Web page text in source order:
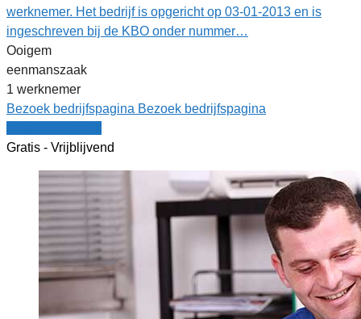
werknemer. Het bedrijf is opgericht op 03-01-2013 en is
ingeschreven bij de KBO onder nummer…
Ooigem
eenmanszaak
1 werknemer
Bezoek bedrijfspagina Bezoek bedrijfspagina
Gratis - Vrijblijvend